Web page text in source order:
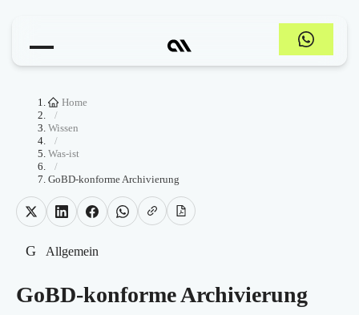
Home
/
Wissen
/
Was-ist
/
GoBD-konforme Archivierung
G Allgemein
GoBD-konforme Archivierung